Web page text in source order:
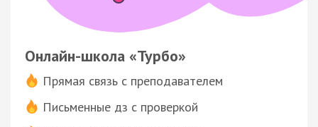
Онлайн-школа «Турбо»
Прямая связь с преподавателем
Письменные дз с проверкой